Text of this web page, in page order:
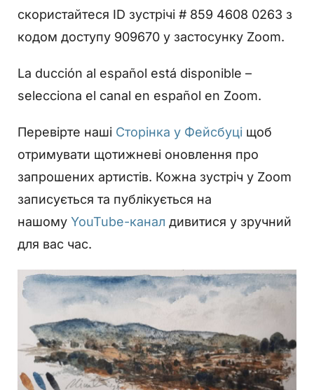
скористайтеся ID зустрічі # 859 4608 0263 з
кодом доступу 909670 у застосунку Zoom.
La ducción al español está disponible –
selecciona el canal en español en Zoom.
Перевірте наші Сторінка у Фейсбуці щоб
отримувати щотижневі оновлення про
запрошених артистів. Кожна зустріч у Zoom
записується та публікується на
нашому YouTube-канал дивитися у зручний
для вас час.